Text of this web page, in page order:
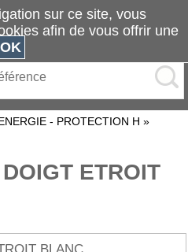
- PROTECTION H »
ETROIT
sur ce site, vous
afin de vous offrir une
OK